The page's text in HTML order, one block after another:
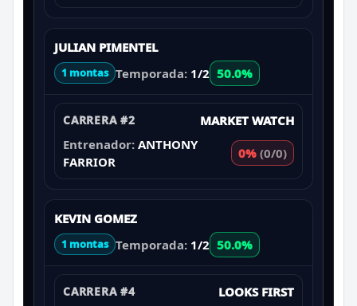
JULIAN PIMENTEL
1 montas Temporada: 1/2 50.0%
CARRERA #2
MARKET WATCH
Entrenador: ANTHONY
FARRIOR
0% (0/0)
KEVIN GOMEZ
1 montas Temporada: 1/2 50.0%
CARRERA #4
LOOKS FIRST